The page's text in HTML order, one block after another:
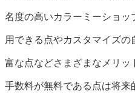
名度の高いカラーミーショッ
用できる点やカスタマイズ
富な点などさまざまなメリ
手数料が無料である点は将来